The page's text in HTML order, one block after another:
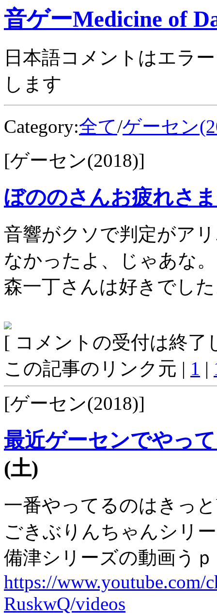
音ゲーMedicine of
日本語コメントはエラ
します
Category:全て/ゲーセン
[ゲーセン(2018)]
ぼののさんお疲れさ
音響がクソで判定がア
なかったよ、じゃあな。
森一丁さんは好きでし
[ コメントの受付は終了
この記事のリンク元 | 1 |
[ゲーセン(2018)]
最近ゲーセンでやっ
(土)
一番やってるのはきっと
ごきぶりんちゃんシリ
備津シリーズの動画う
https://
RuskwQ/videos